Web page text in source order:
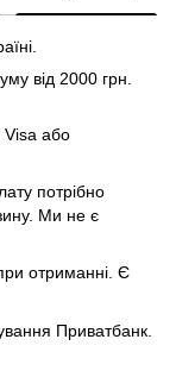
від 2000 грн.
Visa або
потрібно
Ми не є
отриманні. Є
Приватбанк.